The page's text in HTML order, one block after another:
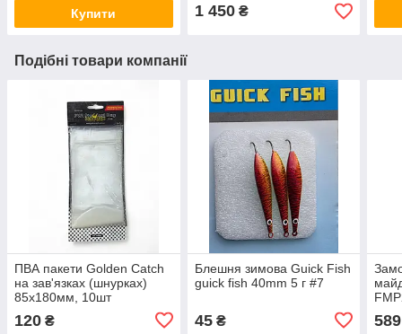
Купити 1 450₴
Подібні товари компанії
ПВА пакети Golden Catch
на зав'язках (шнурках)
85х180мм, 10шт
120 ₴
Блешня зимова Guick Fish
guick fish 40mm 5 г #7
45₴
ПВХ
589